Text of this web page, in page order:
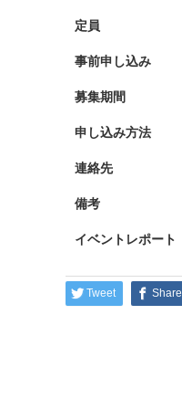
定員
事前申し込み
募集期間
申し込み方法
連絡先
備考
イベントレポート
Tweet Share